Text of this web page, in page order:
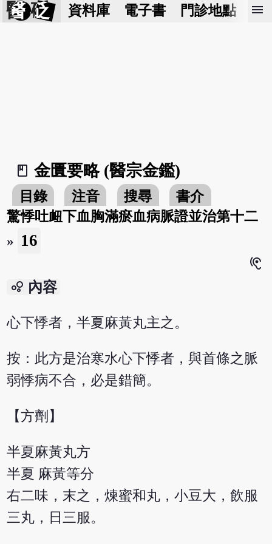
醫 砭 資料庫 電子書 門診地點 預
menu
book_2
金匱要略 (醫宗金鑑)
目錄 注音 搜尋
書介
驚悸吐衄下血胸滿瘀血病脈證並治第十二
» 16
hearing
bubble_chart 內容
心下悸者，半夏麻黃丸主之。
按：此方是治寒水心下悸者，與首條之脈
弱悸病不合，必是錯簡。
【方劑】
半夏麻黃丸方
半夏 麻黃等分
右二味，末之，煉蜜和丸，小豆大，飲服
三丸，日三服。